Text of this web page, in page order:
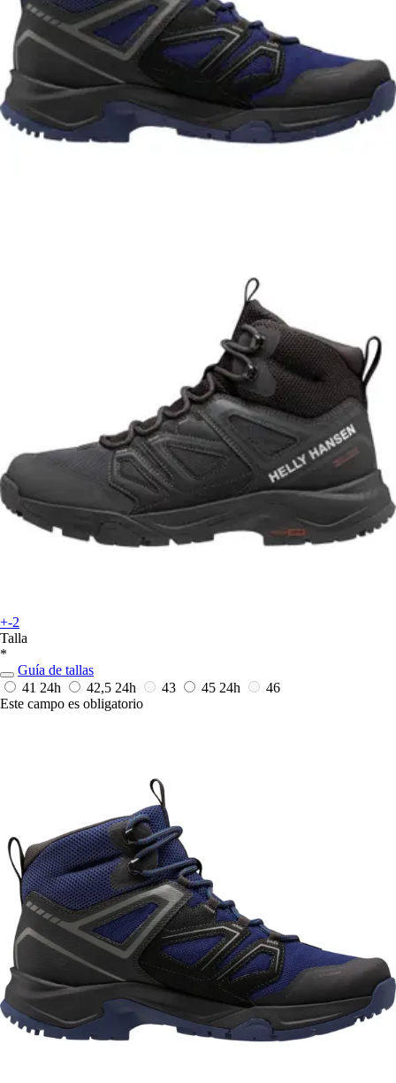
+-2
Talla
*
Guía de tallas
41 24h 42,5 24h 43 45 24h
46
Este campo es obligatorio